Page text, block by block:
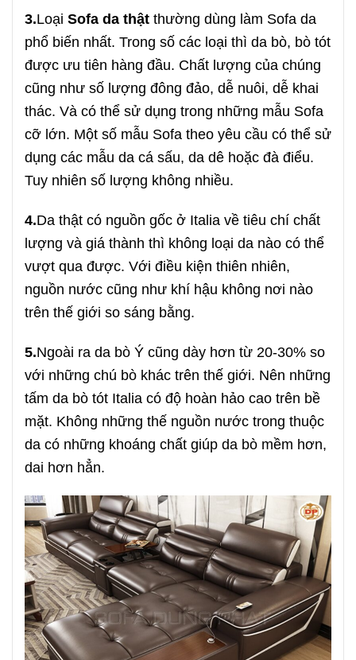
3.Loại Sofa da thật thường dùng làm Sofa da
phổ biến nhất. Trong số các loại thì da bò, bò tót
được ưu tiên hàng đầu. Chất lượng của chúng
cũng như số lượng đông đảo, dễ nuôi, dễ khai
thác. Và có thể sử dụng trong những mẫu Sofa
cỡ lớn. Một số mẫu Sofa theo yêu cầu có thể sử
dụng các mẫu da cá sấu, da dê hoặc đà điểu.
Tuy nhiên số lượng không nhiều.
4.Da thật có nguồn gốc ở Italia về tiêu chí chất
lượng và giá thành thì không loại da nào có thể
vượt qua được. Với điều kiện thiên nhiên,
nguồn nước cũng như khí hậu không nơi nào
trên thế giới so sáng bằng.
5.Ngoài ra da bò Ý cũng dày hơn từ 20-30% so
với những chú bò khác trên thế giới. Nên những
tấm da bò tót Italia có độ hoàn hảo cao trên bề
mặt. Không những thế nguồn nước trong thuộc
da có những khoáng chất giúp da bò mềm hơn,
dai hơn hẳn.